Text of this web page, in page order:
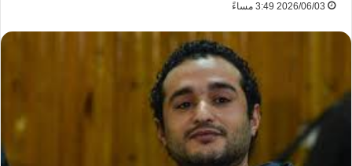
2026/06/03 3:49 مساءً